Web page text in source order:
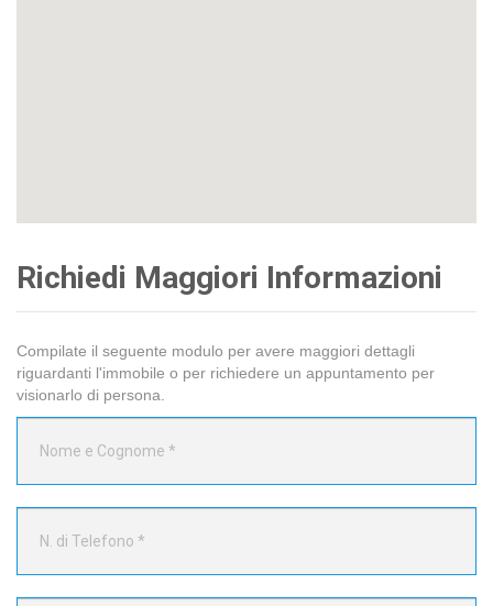
Richiedi Maggiori Informazioni
Compilate il seguente modulo per avere maggiori dettagli
riguardanti l'immobile o per richiedere un appuntamento per
visionarlo di persona.